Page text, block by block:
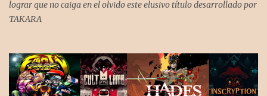
lograr que no caiga en el olvido este elusivo título desarrollado por
TAKARA